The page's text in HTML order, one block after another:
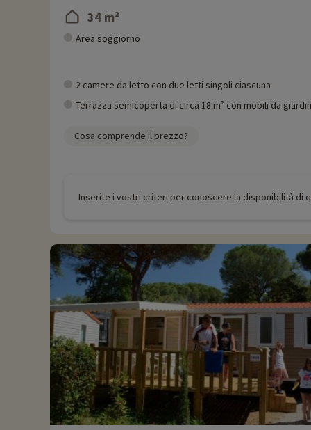
34 m²
Area soggiorno
2 camere da letto con due letti singoli ciascuna
Terrazza semicoperta di circa 18 m² con mobili da
Cosa comprende il prezzo?
Inserite i vostri criteri per conoscere la disponibilità di